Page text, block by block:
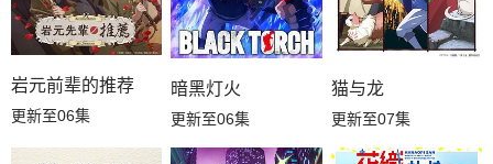
岩元前辈的推荐
更新至06集
暗黑灯火
更新至06集
猫与龙
更新至07集